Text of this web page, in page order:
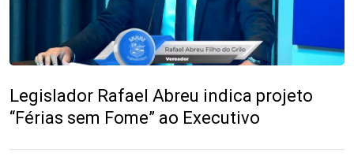
Legislador Rafael Abreu indica projeto
“Férias sem Fome” ao Executivo